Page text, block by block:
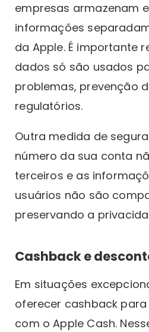
empresas armazenam
informações
da Apple. É importante
dados só são usados
problemas, prevenção
regulatórios.
Outra medida de
número da sua conta
terceiros e as
usuários não são
preservando a
Cashback e
Em situações
oferecer cashback
com o Apple Cash.